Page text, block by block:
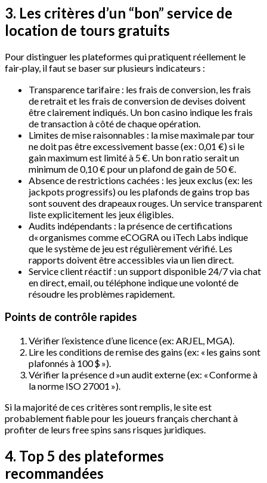
3. Les critères d’un “bon” service de
location de tours gratuits
Pour distinguer les plateformes qui pratiquent réellement le
fair‑play, il faut se baser sur plusieurs indicateurs :
Transparence tarifaire : les frais de conversion, les frais
de retrait et les frais de conversion de devises doivent
être clairement indiqués. Un bon casino indique les frais
de transaction à côté de chaque opération.
Limites de mise raisonnables : la mise maximale par tour
ne doit pas être excessivement basse (ex : 0,01 €) si le
gain maximum est limité à 5 €. Un bon ratio serait un
minimum de 0,10 € pour un plafond de gain de 50 €.
Absence de restrictions cachées : les jeux exclus (ex: les
jackpots progressifs) ou les plafonds de gains trop bas
sont souvent des drapeaux rouges. Un service transparent
liste explicitement les jeux éligibles.
Audits indépendants : la présence de certifications
d« organismes comme eCOGRA ou iTech Labs indique
que le système de jeu est régulièrement vérifié. Les
rapports doivent être accessibles via un lien direct.
Service client réactif : un support disponible 24/7 via chat
en direct, email, ou téléphone indique une volonté de
résoudre les problèmes rapidement.
Points de contrôle rapides
Vérifier l’existence d’une licence (ex: ARJEL, MGA).
Lire les conditions de remise des gains (ex: « les gains sont
plafonnés à 100 $ »).
Vérifier la présence d »un audit externe (ex: « Conforme à
la norme ISO 27001 »).
Si la majorité de ces critères sont remplis, le site est
probablement fiable pour les joueurs français cherchant à
profiter de leurs free spins sans risques juridiques.
4. Top 5 des plateformes
recommandées